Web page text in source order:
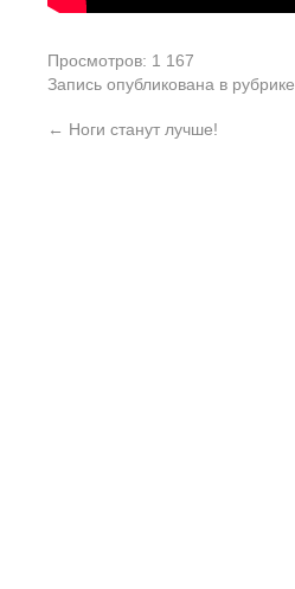
Просмотров: 1 167
Запись опубликована в рубрике
← Ноги станут лучше!